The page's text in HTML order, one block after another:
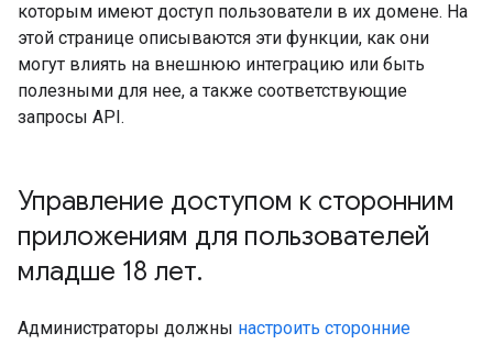
которым имеют доступ пользователи в их домене. На
этой странице описываются эти функции, как они
могут влиять на внешнюю интеграцию или быть
полезными для нее, а также соответствующие
запросы API.
Управление доступом к сторонним
приложениям для пользователей
младше 18 лет.
Администраторы должны настроить сторонние